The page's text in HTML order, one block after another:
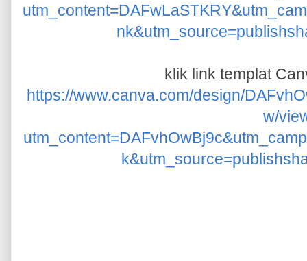
klik link templat
https://www.canva.com/design/
w/